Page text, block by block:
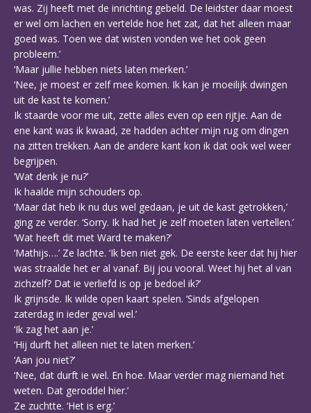
was. Zij heeft met de inrichting gebeld. De leidster daar moest
er wel om lachen en vertelde hoe het zat, dat het alleen maar
goed was. Toen we dat wisten vonden we het ook geen
probleem.’
‘Maar jullie hebben niets laten merken.’
‘Nee, je moest er zelf mee komen. Ik kan je moeilijk dwingen
uit de kast te komen.’
Ik staarde voor me uit, zette alles even op een rijtje. Aan de
ene kant was ik kwaad, ze hadden achter mijn rug om dingen
na zitten trekken. Aan de andere kant kon ik dat ook wel weer
begrijpen.
‘Wat denk je nu?’
Ik haalde mijn schouders op.
‘Maar dat heb ik nu dus wel gedaan, je uit de kast getrokken,’
ging ze verder. ‘Sorry. Ik had het je zelf moeten laten vertellen.’
‘Wat heeft dit met Ward te maken?’
‘Mathijs….’ Ze lachte. ‘Ik ben niet gek. De eerste keer dat hij hier
was straalde het er al vanaf. Bij jou vooral. Weet hij het al van
zichzelf? Dat ie verliefd is op je bedoel ik?’
Ik grijnsde. Ik wilde open kaart spelen. ‘Sinds afgelopen
zaterdag in ieder geval wel.’
‘Ik zag het aan je.’
‘Hij durft het alleen niet te laten merken.’
‘Aan jou niet?’
‘Nee, dat durft ie wel. En hoe. Maar verder mag niemand het
weten. Dat geroddel hier.’
Ze zuchtte. ‘Het is erg.’